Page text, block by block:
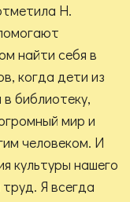
Н.
найти себя в
когда дети из
библиотеку,
мир и
человеком. И
культуры нашего
Я всегда